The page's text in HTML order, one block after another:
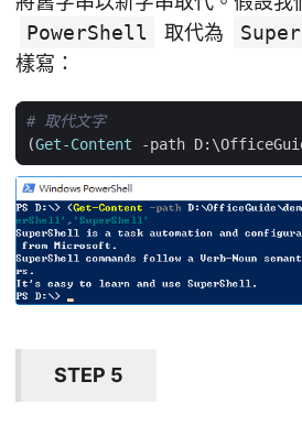
PowerShell
取代為
樣寫：
# 取代文字
(Get-Content -path D: \
STEP 5